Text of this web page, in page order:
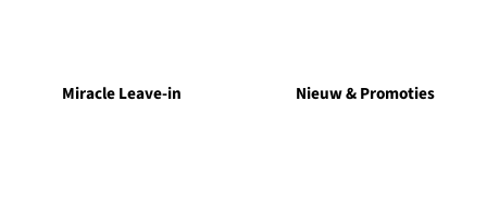
Miracle Leave-in Nieuw & Promoties